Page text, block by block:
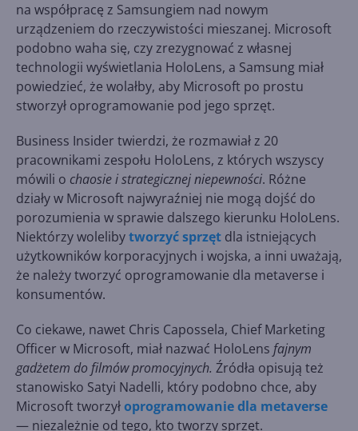
na współpracę z Samsungiem nad nowym
urządzeniem do rzeczywistości mieszanej. Microsoft
podobno waha się, czy zrezygnować z własnej
technologii wyświetlania HoloLens, a Samsung miał
powiedzieć, że wolałby, aby Microsoft po prostu
stworzył oprogramowanie pod jego sprzęt.
Business Insider twierdzi, że rozmawiał z 20
pracownikami zespołu HoloLens, z których wszyscy
mówili o chaosie i strategicznej niepewności. Różne
działy w Microsoft najwyraźniej nie mogą dojść do
porozumienia w sprawie dalszego kierunku HoloLens.
Niektórzy wolelibytworzyć sprzęt dla istniejących
użytkowników korporacyjnych i wojska, a inni uważają,
że należy tworzyć oprogramowanie dla metaverse i
konsumentów.
Co ciekawe, nawet Chris Capossela, Chief Marketing
Officer w Microsoft, miał nazwać HoloLens fajnym
gadżetem do filmów promocyjnych. Źródła opisują też
stanowisko Satyi Nadelli, który podobno chce, aby
Microsoft tworzyłoprogramowanie dla metaverse
— niezależnie od tego, kto tworzy sprzęt.